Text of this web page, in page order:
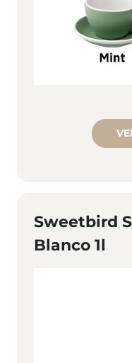
Sweetbird
Blanco 1l